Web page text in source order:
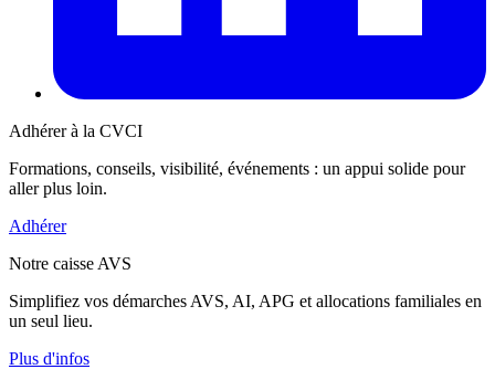
Adhérer à la CVCI
Formations, conseils, visibilité, événements : un appui solide pour
aller plus loin.
Adhérer
Notre caisse AVS
Simplifiez vos démarches AVS, AI, APG et allocations familiales en
un seul lieu.
Plus d'infos